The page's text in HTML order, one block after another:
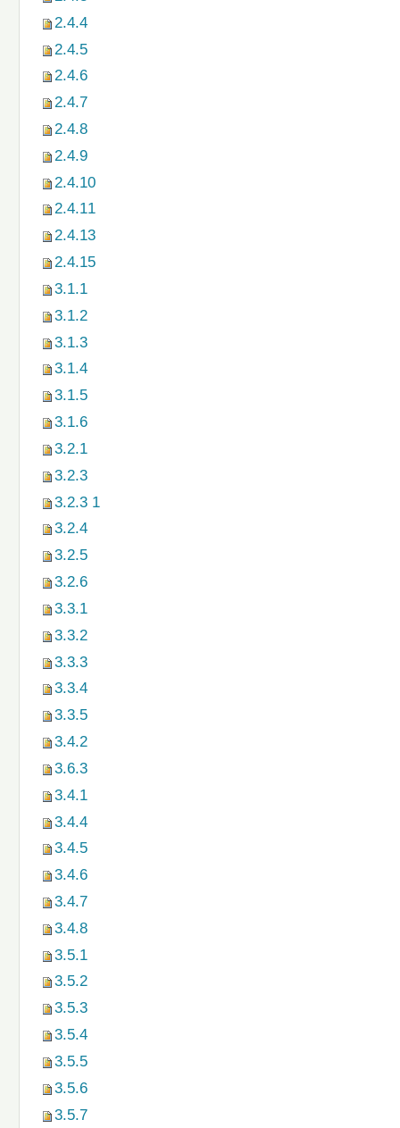
2.4.4
2.4.5
2.4.6
2.4.7
2.4.8
2.4.9
2.4.10
2.4.11
2.4.13
2.4.15
3.1.1
3.1.2
3.1.3
3.1.4
3.1.5
3.1.6
3.2.1
3.2.3
3.2.3 1
3.2.4
3.2.5
3.2.6
3.3.1
3.3.2
3.3.3
3.3.4
3.3.5
3.4.2
3.6.3
3.4.1
3.4.4
3.4.5
3.4.6
3.4.7
3.4.8
3.5.1
3.5.2
3.5.3
3.5.4
3.5.5
3.5.6
3.5.7